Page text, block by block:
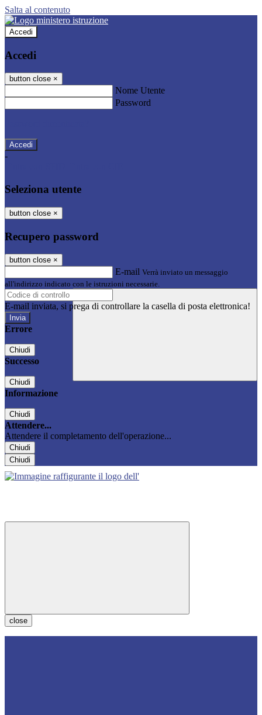
Salta al contenuto
Accedi
Accedi
button close ×
Nome Utente
Password
-
Seleziona utente
button close ×
Recupero password
button close ×
E-mail Verrà inviato un messaggio
all'indirizzo indicato con le istruzioni necessarie.
E-mail inviata, si prega di controllare la casella di posta elettronica!
Errore
Chiudi
Successo
Chiudi
Informazione
Chiudi
Attendere...
Attendere il completamento dell'operazione...
Chiudi
Chiudi
close